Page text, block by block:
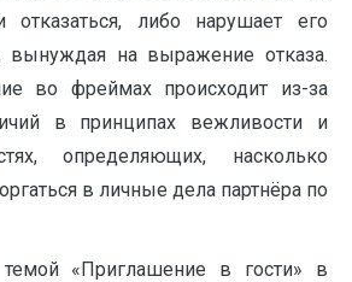
отказаться, либо нарушает его
вынуждая на выражение отказа.
во фреймах происходит из-за
в принципах вежливости и
определяющих, насколько
в личные дела партнёра по
«Приглашение в гости» в